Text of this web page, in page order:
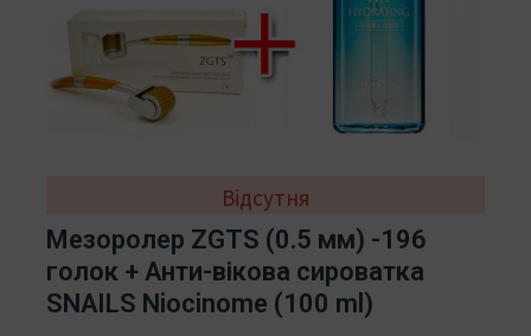
Відсутня
Мезоролер ZGTS (0.5 мм) -196
голок + Анти-вікова сироватка
SNAILS Niocinome (100 ml)